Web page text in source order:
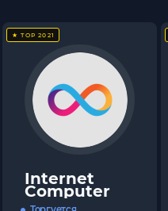
★ TOP 2021
Internet
Computer